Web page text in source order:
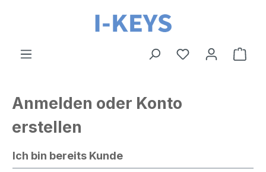
Zum Hauptinhalt springen
Anmelden oder Konto
erstellen
Ich bin bereits Kunde